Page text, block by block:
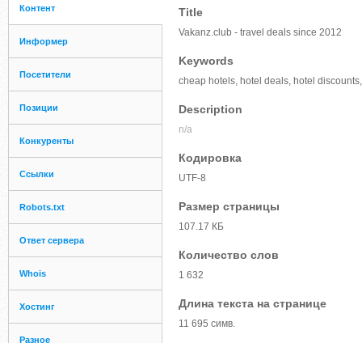
Контент
Информер
Посетители
Позиции
Конкуренты
Ссылки
Robots.txt
Ответ сервера
Whois
Хостинг
Разное
Title
Vakanz.club - travel deals since 2012
Keywords
cheap hotels, hotel deals, hotel
Description
n/a
Кодировка
UTF-8
Размер страницы
107.17 КБ
Количество слов
1 632
Длина текста на странице
11 695 симв.